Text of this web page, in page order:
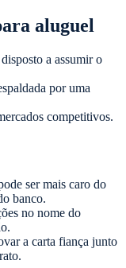
aluguel
disposto a assumir o
por uma
competitivos.
ser mais caro do
banco.
no nome do
a carta fiança junto